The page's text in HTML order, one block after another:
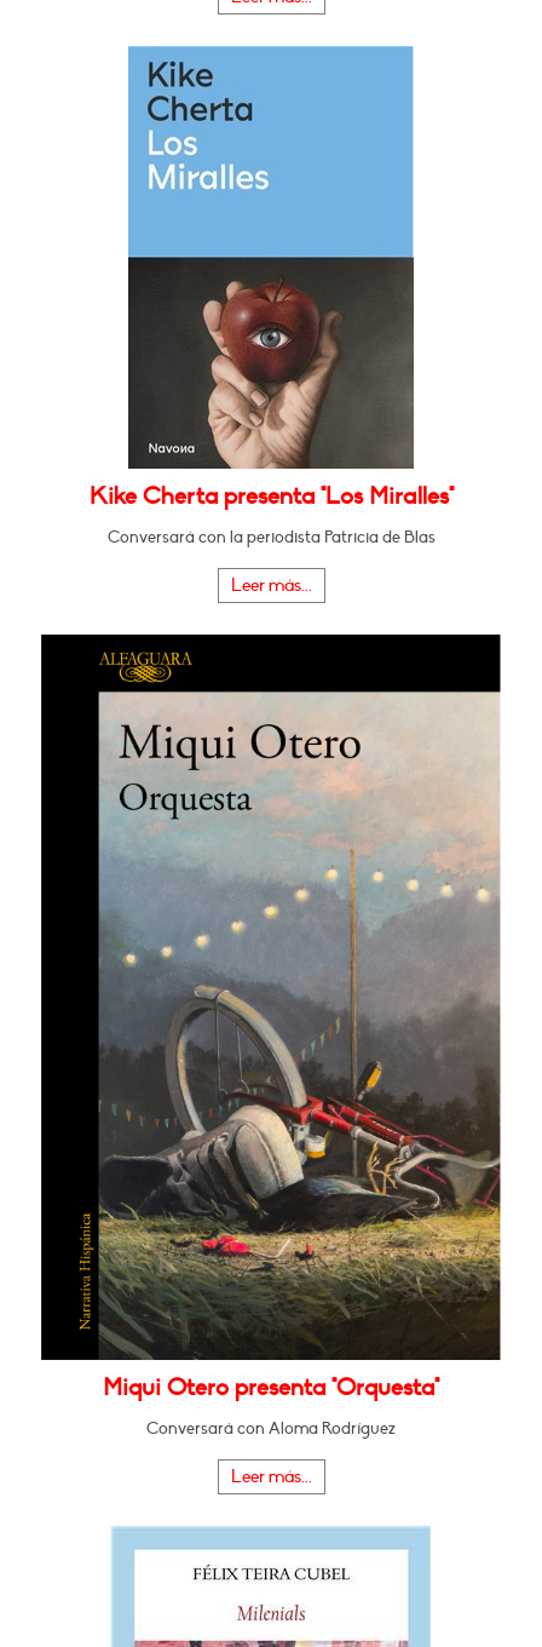
Kike Cherta presenta "Los Miralles"
Conversará con la periodista Patricia de Blas
Leer más...
Miqui Otero presenta "Orquesta"
Conversará con Aloma Rodríguez
Leer más...